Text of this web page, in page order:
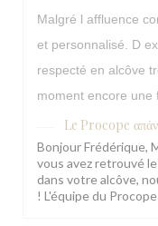
Malgré l affluence
et personnalisé. D
respecté en alcôve
moment encore une
Le Procope
Bonjour Frédérique,
vous avez retrouvé
dans votre alcôve,
! L'équipe du Procope